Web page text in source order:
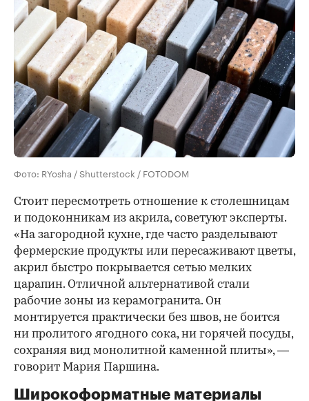
Фото: RYosha / Shutterstock / FOTODOM
Стоит пересмотреть отношение к столешницам
и подоконникам из акрила, советуют эксперты.
«На загородной кухне, где часто разделывают
фермерские продукты или пересаживают цветы,
акрил быстро покрывается сетью мелких
царапин. Отличной альтернативой стали
рабочие зоны из керамогранита. Он
монтируется практически без швов, не боится
ни пролитого ягодного сока, ни горячей посуды,
сохраняя вид монолитной каменной плиты», —
говорит Мария Паршина.
Широкоформатные материалы